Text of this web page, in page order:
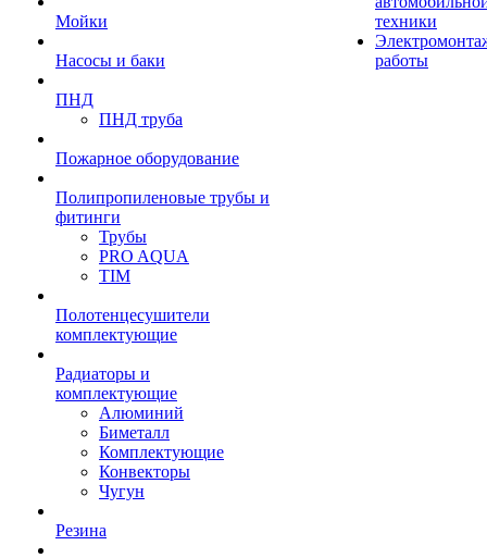
Мойки
Насосы и баки
ПНД
ПНД труба
Пожарное оборудование
Полипропиленовые трубы и
фитинги
Трубы
PRO AQUA
TIM
Полотенцесушители
комплектующие
Радиаторы и
комплектующие
Алюминий
Биметалл
Комплектующие
Конвекторы
Чугун
Резина
техники
работы